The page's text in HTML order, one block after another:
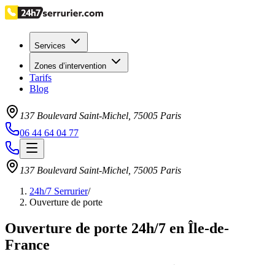
Services
Zones d’intervention
Tarifs
Blog
137 Boulevard Saint-Michel 75005 Paris
06 44 64 04 77
137 Boulevard Saint-Michel 75005 Paris
24h/7 Serrurier/
Ouverture de porte
Ouverture de porte 24h/7 en Île-de-
France